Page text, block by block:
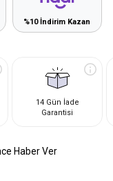
%10 İndirim Kazan
14 Gün İade
Garantisi
Haber Ver